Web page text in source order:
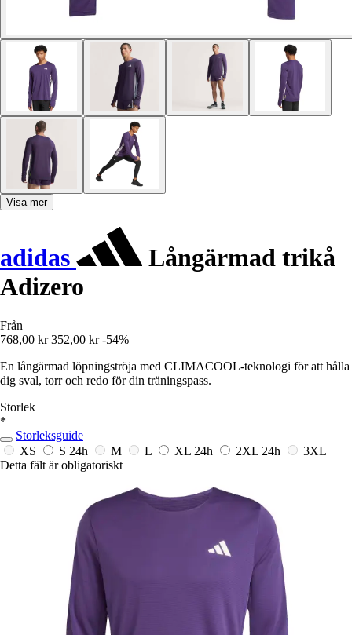
Visa mer
adidas
Långärmad trikå
Adizero
Från
768,00 kr 352,00 kr -54%
En långärmad löpningströja med CLIMACOOL-teknologi för att hålla
dig sval, torr och redo för din träningspass.
Storlek
*
Storleksguide
XS
S 24h M L XL 24h 2XL 24h
3XL
Detta fält är obligatoriskt